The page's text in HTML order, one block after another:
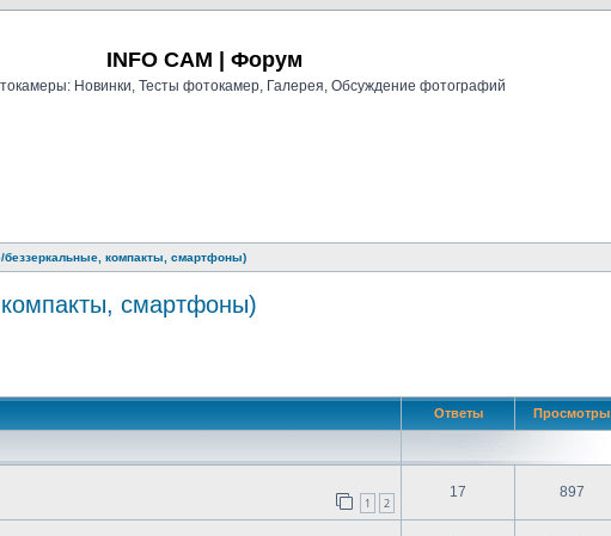
INFO CAM | Форум
Новинки, Тесты фотокамер, Галерея, Обсуждение фотографий
компакты, смартфоны)
смартфоны)
Ответы Просмотры
1 2
17 897